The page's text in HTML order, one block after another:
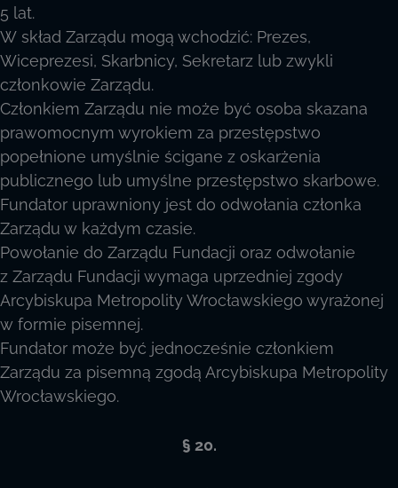
5 lat.
W skład Zarządu mogą wchodzić: Prezes,
Wiceprezesi, Skarbnicy, Sekretarz lub zwykli
członkowie Zarządu.
Członkiem Zarządu nie może być osoba skazana
prawomocnym wyrokiem za przestępstwo
popełnione umyślnie ścigane z oskarżenia
publicznego lub umyślne przestępstwo skarbowe.
Fundator uprawniony jest do odwołania członka
Zarządu w każdym czasie.
Powołanie do Zarządu Fundacji oraz odwołanie
z Zarządu Fundacji wymaga uprzedniej zgody
Arcybiskupa Metropolity Wrocławskiego wyrażonej
w formie pisemnej.
Fundator może być jednocześnie członkiem
Zarządu za pisemną zgodą Arcybiskupa Metropolity
Wrocławskiego.
§ 20.